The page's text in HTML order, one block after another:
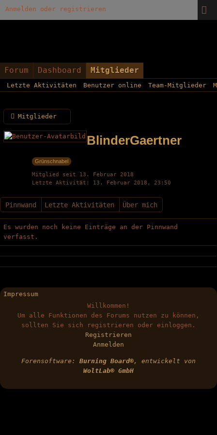
Anmelden oder registrieren
Forum Dashboard Mitglieder
Letzte Aktivitäten Benutzer online Team-Mitglieder
Mitglieder
BlinderGaertner
Grünschnabel
Mitglied seit 13. Februar 2018
Letzte Aktivität
13. Februar 2018, 23:50
Pinnwand Letzte Aktivitäten Über mich
Es wurden noch keine Einträge an der Pinnwand
verfasst.
Impressum
Willkommen!
Um alle Funktionen des Forums nutzen zu können,
sollten Sie sich registrieren oder einloggen.
Registrieren
Anmelden
Forensoftware: Burning Board®, entwickelt von
WoltLab® GmbH